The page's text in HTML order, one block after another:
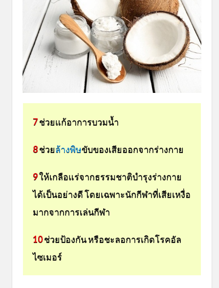
7ช่วยแก้อาการบวมน้ำ
8ช่วยล้างพิษขับของเสียออกจากร่างกาย
9ให้เกลือแร่จากธรรมชาติบำรุงร่างกาย
ได้เป็นอย่างดี โดยเฉพาะนักกีฬาที่เสียเหงื่อ
มากจากการเล่นกีฬา
10ช่วยป้องกัน หรือชะลอการเกิดโรคอัล
ไซเมอร์